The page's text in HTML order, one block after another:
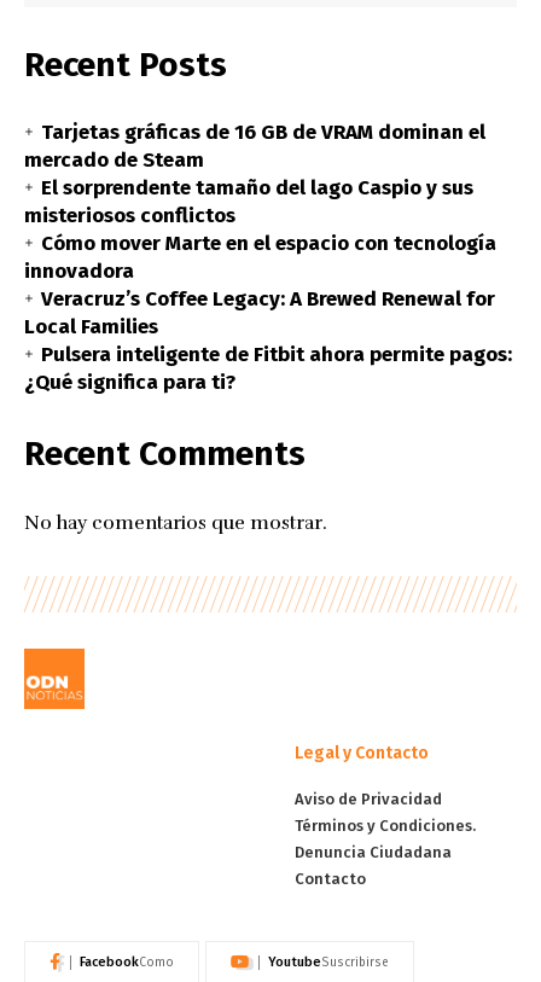
Recent Posts
Tarjetas gráficas de 16 GB de VRAM dominan el
mercado de Steam
El sorprendente tamaño del lago Caspio y sus
misteriosos conflictos
Cómo mover Marte en el espacio con tecnología
innovadora
Veracruz’s Coffee Legacy: A Brewed Renewal for
Local Families
Pulsera inteligente de Fitbit ahora permite pagos:
¿Qué significa para ti?
Recent Comments
No hay comentarios que mostrar.
Legal y Contacto
Aviso de Privacidad
Términos y Condiciones.
Denuncia Ciudadana
Contacto
FacebookComo YoutubeSuscribirse